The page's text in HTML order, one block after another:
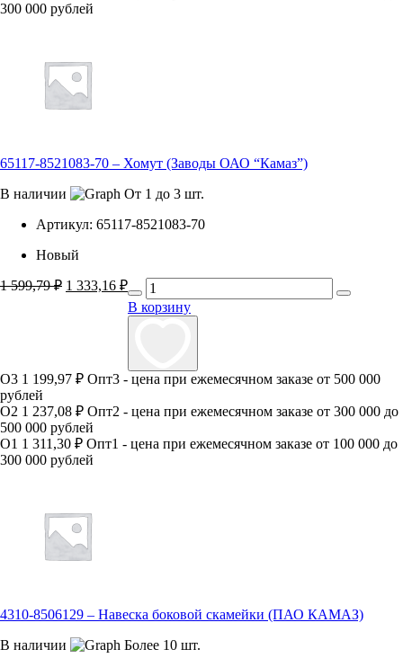
300 000 рублей
65117-8521083-70 – Хомут (Заводы ОАО “Камаз”)
В наличии
От 1 до 3 шт.
Артикул: 65117-8521083-70
Новый
1 599,79₽ Первоначальная
составляла
1 333,16 ₽ Текущая
цена:
1
В корзину
О3 1 199,97 ₽ Опт3 - цена при ежемесячном заказе от 500 000
рублей
О2 1 237,08 ₽ Опт2 - цена при ежемесячном заказе от 300 000 до
500 000 рублей
О1 1 311,30 ₽ Опт1 - цена при ежемесячном заказе от 100 000 до
300 000 рублей
4310-8506129 – Навеска боковой скамейки (ПАО КАМАЗ)
В наличии
Более 10 шт.